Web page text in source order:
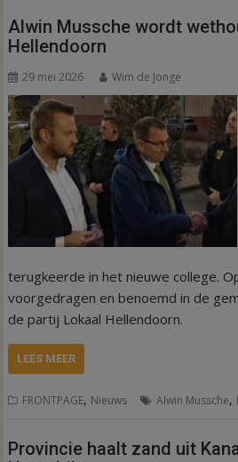
Alwin Mussche wordt
Hellendoorn
29 mei 2026 Wim de Jonge
terugkeerde in het nieuwe college.
voorgedragen en benoemd in de
de partij Lokaal Hellendoorn.
LEES MEER
FRONTPAGE, Nieuws Alwin Mussche,
Provincie haalt zand uit